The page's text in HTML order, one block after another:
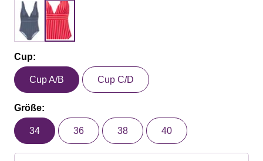
Cup:
Cup A/B Cup C/D
Größe:
34 36 38 40